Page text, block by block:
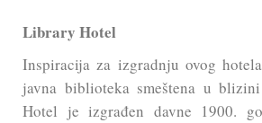
Library Hotel
Inspiracija za izgradnju ovog
javna biblioteka smeštena u
Hotel je izgrađen davne 1900.